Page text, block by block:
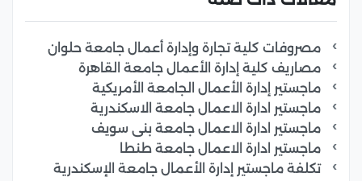
مصروفات كلية تجارة وإدارة أعمال جامعة حلوان
مصاريف كلية إدارة الأعمال جامعة القاهرة
ماجستير إدارة الأعمال الجامعة الأمريكية
ماجستير ادارة الاعمال جامعة الاسكندرية
ماجستير ادارة الاعمال جامعة بنى سويف
ماجستير ادارة الاعمال جامعة طنطا
تكلفة ماجستير إدارة الأعمال جامعة الإسكندرية